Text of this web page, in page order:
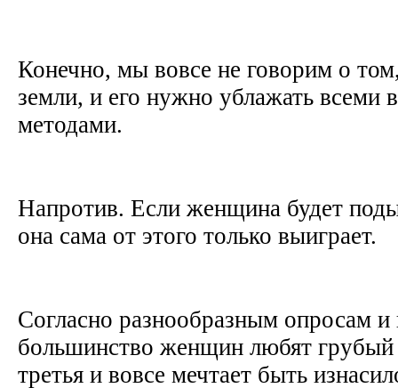
Конечно, мы вовсе не говорим о
земли, и его нужно ублажать всеми
методами.
Напротив. Если женщина будет
она сама от этого только выиграет.
Согласно разнообразным опросам и
большинство женщин любят грубый
третья и вовсе мечтает быть